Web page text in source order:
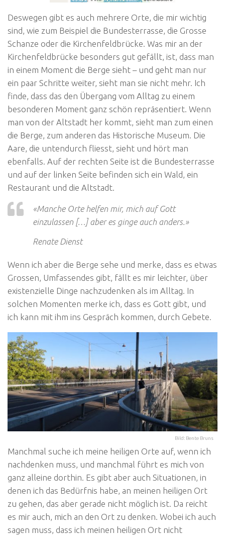
Deswegen gibt es auch mehrere Orte, die mir wichtig
sind, wie zum Beispiel die Bundesterrasse, die Grosse
Schanze oder die Kirchenfeldbrücke. Was mir an der
Kirchenfeldbrücke besonders gut gefällt, ist, dass man
in einem Moment die Berge sieht – und geht man nur
ein paar Schritte weiter, sieht man sie nicht mehr. Ich
finde, dass das den Übergang vom Alltag zu einem
besonderen Moment ganz schön repräsentiert. Wenn
man von der Altstadt her kommt, sieht man zum einen
die Berge, zum anderen das Historische Museum. Die
Aare, die untendurch fliesst, sieht und hört man
ebenfalls. Auf der rechten Seite ist die Bundesterrasse
und auf der linken Seite befinden sich ein Wald, ein
Restaurant und die Altstadt.
«Manche Orte helfen mir, mich auf Gott
einzulassen […] aber es ginge auch anders.»
Renate Dienst
Wenn ich aber die Berge sehe und merke, dass es etwas
Grossen, Umfassendes gibt, fällt es mir leichter, über
existenzielle Dinge nachzudenken als im Alltag. In
solchen Momenten merke ich, dass es Gott gibt, und
ich kann mit ihm ins Gespräch kommen, durch Gebete.
Bild: Bente Bruns
Manchmal suche ich meine heiligen Orte auf, wenn ich
nachdenken muss, und manchmal führt es mich von
ganz alleine dorthin. Es gibt aber auch Situationen, in
denen ich das Bedürfnis habe, an meinen heiligen Ort
zu gehen, das aber gerade nicht möglich ist. Da reicht
es mir auch, mich an den Ort zu denken. Wobei ich auch
sagen muss, dass ich meinen heiligen Ort nicht